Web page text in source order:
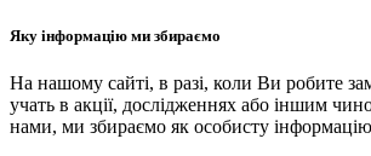
Яку інформацію ми збираємо
На нашому сайті, в разі, коли Ви робите
учать в акції, дослідженнях або іншим
нами, ми збираємо як особисту інформацію,